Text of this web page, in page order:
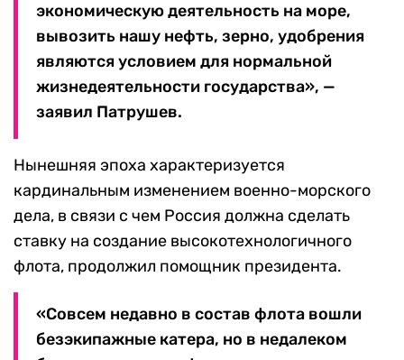
экономическую деятельность на море,
вывозить нашу нефть, зерно, удобрения
являются условием для нормальной
жизнедеятельности государства», —
заявил Патрушев.
Нынешняя эпоха характеризуется
кардинальным изменением военно-морского
дела, в связи с чем Россия должна сделать
ставку на создание высокотехнологичного
флота, продолжил помощник президента.
«Совсем недавно в состав флота вошли
безэкипажные катера, но в недалеком